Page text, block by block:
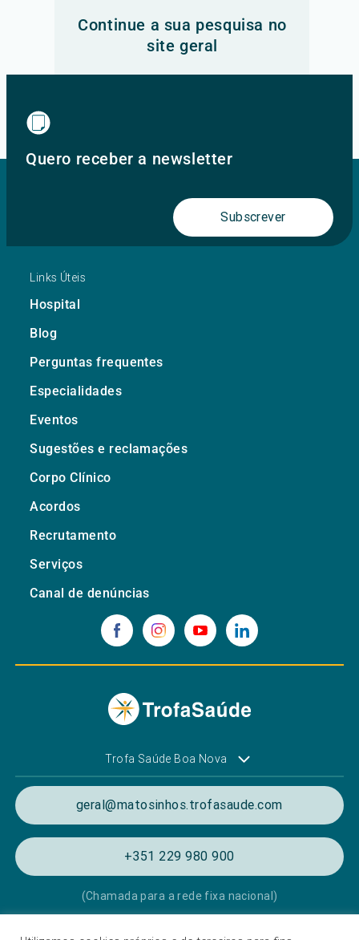
Continue a sua pesquisa no
site geral
Quero receber a newsletter
Subscrever
Links Úteis
Hospital
Blog
Perguntas frequentes
Especialidades
Eventos
Sugestões e reclamações
Corpo Clínico
Acordos
Recrutamento
Serviços
Canal de denúncias
Trofa Saúde Boa Nova
geral@matosinhos.trofasaude.com
+351 229 980 900
(Chamada para a rede fixa nacional)